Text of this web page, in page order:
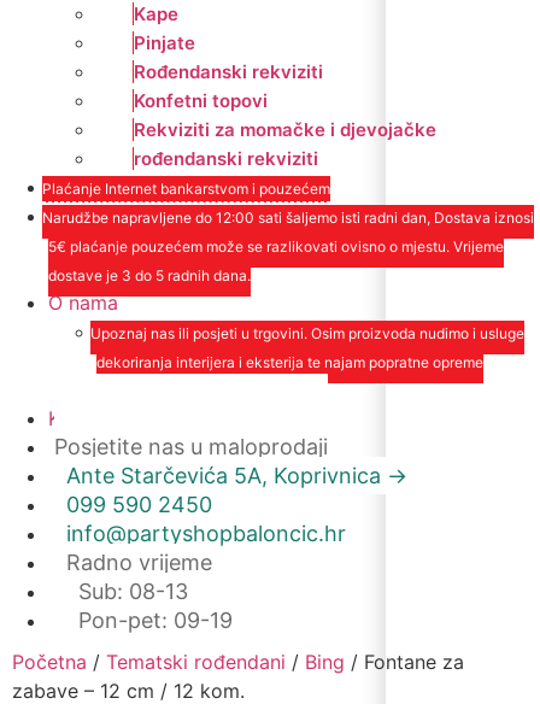
Kape
Pinjate
Rođendanski rekviziti
Konfetni topovi
Rekviziti za momačke i djevojačke
rođendanski rekviziti
Plaćanje Internet bankarstvom i pouzećem
Narudžbe napravljene do 12:00 sati šaljemo isti radni dan, Dostava iznosi
5€ plaćanje pouzećem može se razlikovati ovisno o mjestu. Vrijeme
dostave je 3 do 5 radnih dana.
O nama
Upoznaj nas ili posjeti u trgovini. Osim proizvoda nudimo i usluge
dekoriranja interijera i eksterija te najam popratne opreme
Kontakt
Posjetite nas u maloprodaji
Ante Starčevića 5A, Koprivnica ->
099 590 2450
info@partyshopbaloncic.hr
Radno vrijeme
Sub: 08-13
Pon-pet: 09-19
Početna / Tematski rođendani / Bing / Fontane za
zabave – 12 cm / 12 kom.